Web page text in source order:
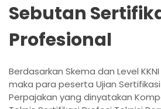
Sebutan
Profesional
Berdasarkan Skema dan Level
maka para peserta Ujian
Perpajakan yang dinyatakan